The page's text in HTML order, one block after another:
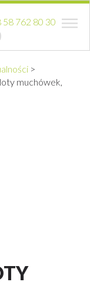
58 762 80 30
>
muchówek,